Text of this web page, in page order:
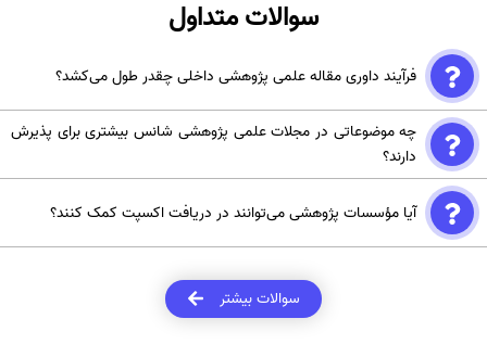
سوالات متداول
فرآیند داوری مقاله علمی پژوهشی داخلی چقدر طول می‌کشد؟
مدت زمان داوری بسته به نوع مجله بین 4 تا 16 هفته است.
چه موضوعاتی در مجلات علمی پژوهشی شانس بیشتری برای پذیرش
دارند؟
موضوعات نوآورانه و مرتبط با مسائل روز جامعه، فناوری، بهداشت، و آموزش
بیشترین شانس را دارند.
آیا مؤسسات پژوهشی می‌توانند در دریافت اکسپت کمک کنند؟
می‌توانند فرآیند ارسال، داوری و چاپ مقاله را تسهیل و تسریع کنند.
سوالات بیشتر